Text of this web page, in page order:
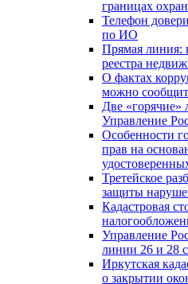
границах
Телефон
по ИО
Прямая линия:
реестра
О фактах
можно
Две «горячие»
Управление
Особенности
прав на
Третейское
защиты
Кадастровая
Управление
линии 26 и 28
Иркутская
о закрытии